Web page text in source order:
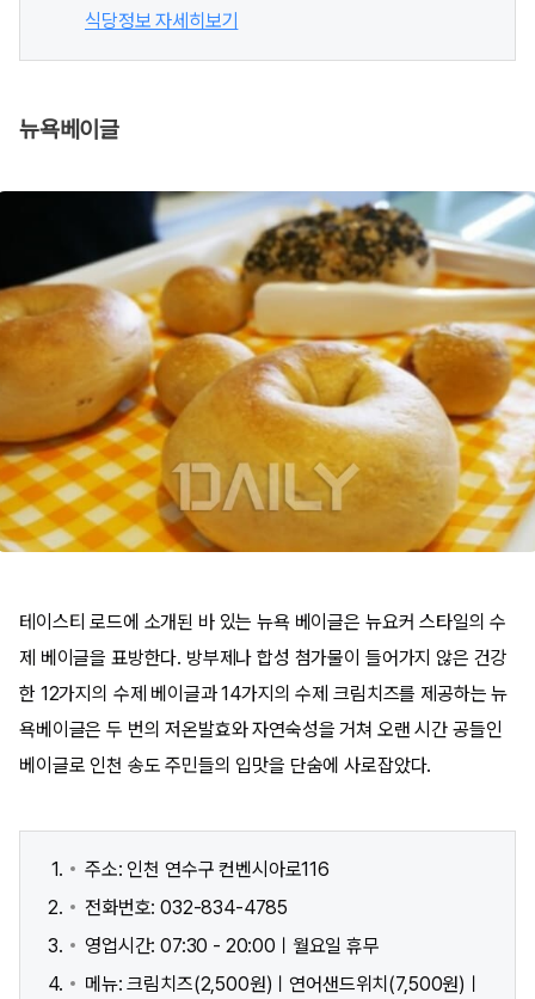
식당정보 자세히보기
뉴욕베이글
테이스티 로드에 소개된 바 있는 뉴욕 베이글은 뉴요커 스타일의 수
제 베이글을 표방한다. 방부제나 합성 첨가물이 들어가지 않은 건강
한 12가지의 수제 베이글과 14가지의 수제 크림치즈를 제공하는 뉴
욕베이글은 두 번의 저온발효와 자연숙성을 거쳐 오랜 시간 공들인
베이글로 인천 송도 주민들의 입맛을 단숨에 사로잡았다.
주소: 인천 연수구 컨벤시아로116
전화번호: 032-834-4785
영업시간: 07:30 - 20:00ㅣ월요일 휴무
메뉴: 크림치즈(2,500원)ㅣ연어샌드위치(7,500원)ㅣ